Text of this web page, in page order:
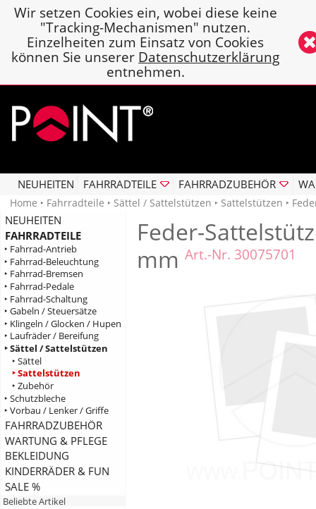
Wir setzen Cookies ein, wobei diese keine
"Tracking-Mechanismen" nutzen.
Einzelheiten zum Einsatz von Cookies
können Sie unserer Datenschutzerklärung
entnehmen.
NEUHEITEN FAHRRADTEILE FAHRRADZUBEHÖR
Home ‣ Fahrradteile ‣ Sättel / Sattelstützen ‣ Sattelstützen ‣
NEUHEITEN
FAHRRADTEILE
‣ Fahrrad-Antrieb
‣ Fahrrad-Beleuchtung
‣ Fahrrad-Bremsen
‣ Fahrrad-Pedale
‣ Fahrrad-Schaltung
‣ Gabeln / Steuersätze
‣ Klingeln / Glocken / Hupen
‣ Laufräder / Bereifung
‣ Sättel / Sattelstützen
‣ Sättel
‣ Sattelstützen
‣ Zubehör
‣ Schutzbleche
‣ Vorbau / Lenker / Griffe
FAHRRADZUBEHÖR
WARTUNG & PFLEGE
BEKLEIDUNG
KINDERRÄDER & FUN
SALE %
Beliebte Artikel
Feder-
mm Art.-Nr. 30075701